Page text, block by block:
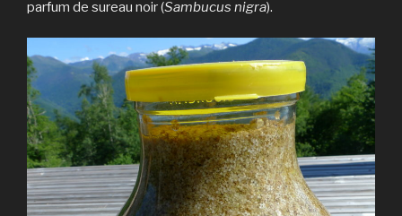
parfum de sureau noir (Sambucus nigra).